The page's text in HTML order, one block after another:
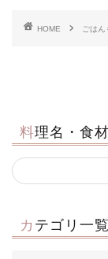
HOME ごはん
料理名・食
カテゴリ一覧